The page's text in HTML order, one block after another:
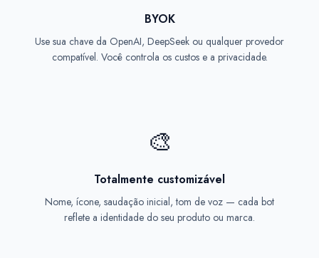
BYOK
Use sua chave da OpenAI, DeepSeek ou qualquer provedor
compatível. Você controla os custos e a privacidade.
🎨
Totalmente customizável
Nome, ícone, saudação inicial, tom de voz — cada bot
reflete a identidade do seu produto ou marca.